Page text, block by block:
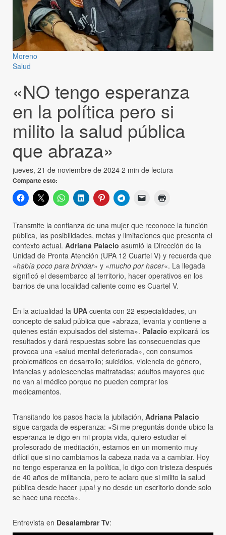
Moreno
Salud
«NO tengo esperanza
en la política pero si
milito la salud pública
que abraza»
jueves, 21 de noviembre de 2024 2 min de lectura
Comparte esto:
Transmite la confianza de una mujer que reconoce la función
pública, las posibilidades, metas y limitaciones que presenta el
contexto actual. Adriana Palacio asumió la Dirección de la
Unidad de Pronta Atención (UPA 12 Cuartel V) y recuerda que
«había poco para brindar» y «mucho por hacer«. La llegada
significó el desembarco al territorio, hacer operativos en los
barrios de una localidad caliente como es Cuartel V.
En la actualidad la UPA cuenta con 22 especialidades, un
concepto de salud pública que «abraza, levanta y contiene a
quienes están expulsados del sistema». Palacio explicará los
resultados y dará respuestas sobre las consecuencias que
provoca una «salud mental deteriorada», con consumos
problemáticos en desarrollo; suicidios, violencia de género,
infancias y adolescencias maltratadas; adultos mayores que
no van al médico porque no pueden comprar los
medicamentos.
Transitando los pasos hacia la jubilación, Adriana Palacio
sigue cargada de esperanza: «Si me preguntás donde ubico la
esperanza te digo en mi propia vida, quiero estudiar el
profesorado de meditación, estamos en un momento muy
difícil que si no cambiamos la cabeza nada va a cambiar. Hoy
no tengo esperanza en la política, lo digo con tristeza después
de 40 años de militancia, pero te aclaro que si milito la salud
pública desde hacer ¡upa! y no desde un escritorio donde solo
se hace una receta».
Entrevista en Desalambrar Tv: